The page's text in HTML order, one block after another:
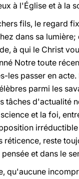
à l'Église et à la
fils, le regard
dans sa
à qui le Christ
Notre toute
les passer en
parmi les
tâches d'actualité
et la foi,
réticence, reste
et dans le
qu'aucune